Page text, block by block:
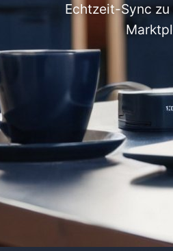
Echtzeit-Sync zu